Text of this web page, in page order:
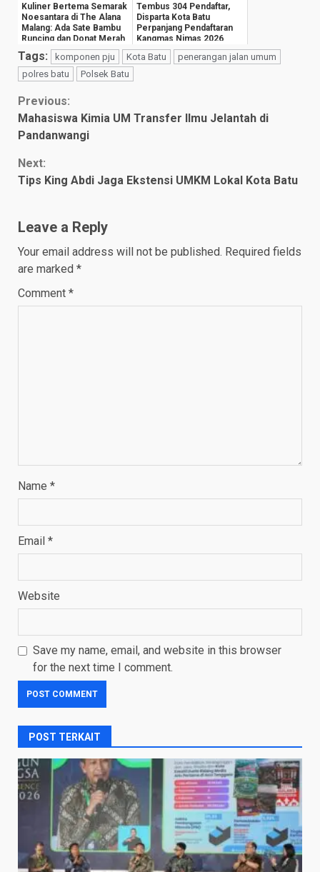
Kuliner Bertema Semarak
Noesantara di The Alana
Malang: Ada Sate Bambu
Runcing dan Donat Merah
Tembus 304 Pendaftar,
Disparta Kota Batu
Perpanjang Pendaftaran
Kangmas Nimas 2026
Hingga 15 Agustus
Tags: komponen pju Kota Batu
penerangan jalan umum
polres batu
Polsek Batu
Continue
Reading
Previous:
Mahasiswa Kimia UM Transfer Ilmu Jelantah di
Pandanwangi
Next:
Tips King Abdi Jaga Ekstensi UMKM Lokal Kota Batu
Leave a Reply
Your email address will not be published. Required fields
are marked *
Comment *
Name *
Email *
Website
Save my name, email, and website in this browser
for the next time I comment.
POST TERKAIT